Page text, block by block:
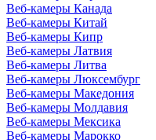
Веб-камеры Канада
Веб-камеры Китай
Веб-камеры Кипр
Веб-камеры Латвия
Веб-камеры Литва
Веб-камеры Люксембург
Веб-камеры Македония
Веб-камеры Молдавия
Веб-камеры Мексика
Веб-камеры Марокко